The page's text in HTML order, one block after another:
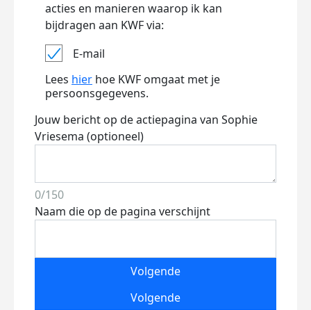
acties en manieren waarop ik kan
bijdragen aan KWF via:
E-mail
Lees hier hoe KWF omgaat met je
persoonsgegevens.
Jouw bericht op de actiepagina van Sophie
Vriesema (optioneel)
0/150
Naam die op de pagina verschijnt
Volgende
Volgende